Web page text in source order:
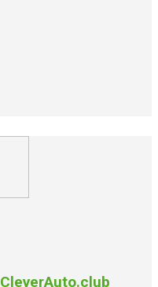
CleverAuto.club